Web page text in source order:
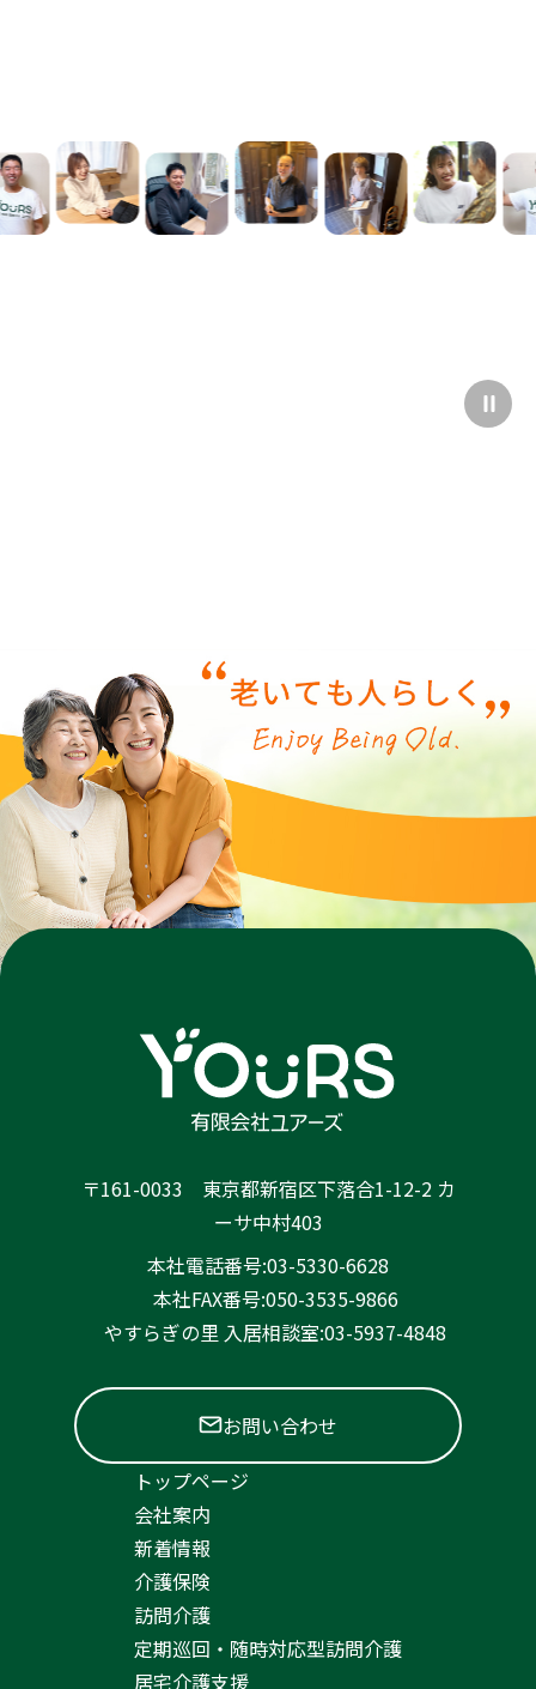
〒161-0033 東京都新宿区下落合1-12-2 カ
ーサ中村403
本社電話番号:03-5330-6628
本社FAX番号:050-3535-9866
やすらぎの里 入居相談室:03-5937-4848
お問い合わせ
トップページ
会社案内
新着情報
介護保険
訪問介護
定期巡回・随時対応型訪問介護
居宅介護支援